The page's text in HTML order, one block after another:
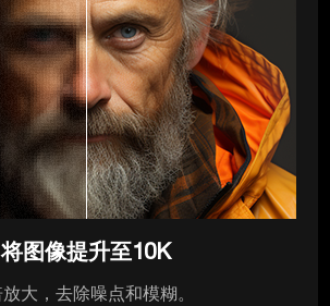
将图像提升至10K
大，去除噪点和模糊。